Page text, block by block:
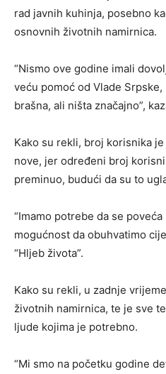
rad javnih kuhinja, posebno
osnovnih životnih namirnica.
“Nismo ove godine imali
veću pomoć od Vlade
brašna, ali ništa značajno”,
Kako su rekli, broj korisnika
nove, jer određeni broj
preminuo, budući da su to
“Imamo potrebe da se
mogućnost da obuhvatimo
“Hljeb života”.
Kako su rekli, u zadnje
životnih namirnica, te je sve
ljude kojima je potrebno.
“Mi smo na početku godine